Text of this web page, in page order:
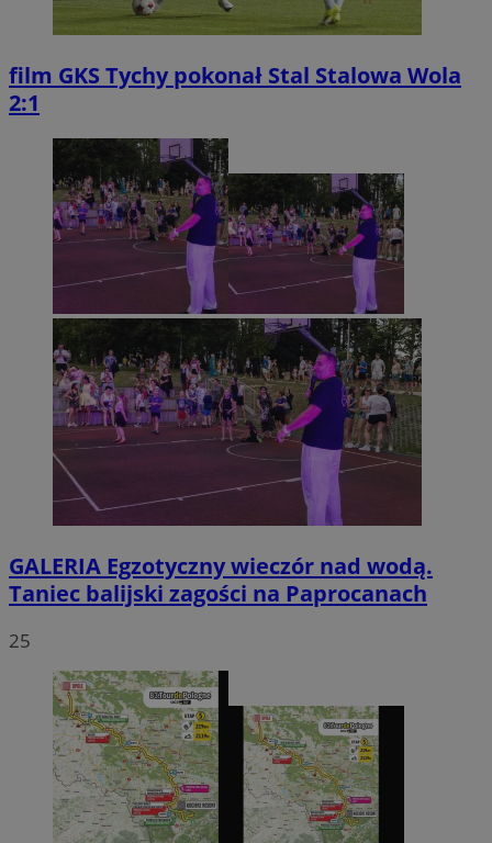
film GKS Tychy pokonał Stal Stalowa Wola
2:1
GALERIA Egzotyczny wieczór nad wodą.
Taniec balijski zagości na Paprocanach
25